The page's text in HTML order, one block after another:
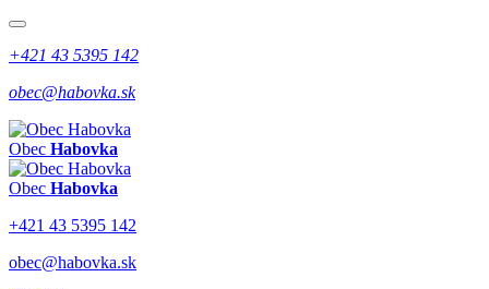
+421 43 5395 142
obec@habovka.sk
Obec Habovka
Obec Habovka
+421 43 5395 142
obec@habovka.sk